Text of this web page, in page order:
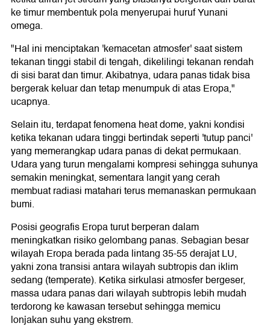
ke timur membentuk pola menyerupai huruf Yunani
omega.
"Hal ini menciptakan 'kemacetan atmosfer' saat sistem
tekanan tinggi stabil di tengah, dikelilingi tekanan rendah
di sisi barat dan timur. Akibatnya, udara panas tidak bisa
bergerak keluar dan tetap menumpuk di atas Eropa,"
ucapnya.
Selain itu, terdapat fenomena heat dome, yakni kondisi
ketika tekanan udara tinggi bertindak seperti 'tutup panci'
yang memerangkap udara panas di dekat permukaan.
Udara yang turun mengalami kompresi sehingga suhunya
semakin meningkat, sementara langit yang cerah
membuat radiasi matahari terus memanaskan permukaan
bumi.
Posisi geografis Eropa turut berperan dalam
meningkatkan risiko gelombang panas. Sebagian besar
wilayah Eropa berada pada lintang 35-55 derajat LU,
yakni zona transisi antara wilayah subtropis dan iklim
sedang (temperate). Ketika sirkulasi atmosfer bergeser,
massa udara panas dari wilayah subtropis lebih mudah
terdorong ke kawasan tersebut sehingga memicu
lonjakan suhu yang ekstrem.